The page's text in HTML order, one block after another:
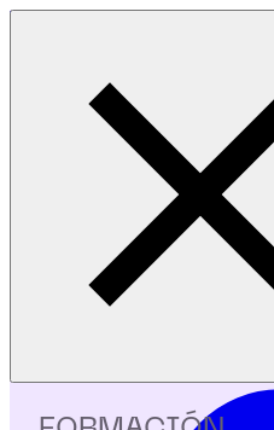
Inicio
Profesores
Eduardo Burgoa Serrada
profesores
Conoce a nuestros